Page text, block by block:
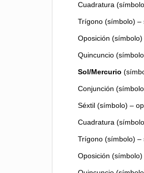
Cuadratura
Trígono (símbolo) –
Oposición
Quincuncio
Sol/Mercurio
Conjunción
Séxtil (símbolo) –
Cuadratura
Trígono (símbolo) –
Oposición